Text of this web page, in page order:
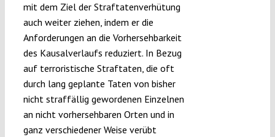
mit dem Ziel der Straftatenverhütung
auch weiter ziehen, indem er die
Anforderungen an die Vorhersehbarkeit
des Kausalverlaufs reduziert. In Bezug
auf terroristische Straftaten, die oft
durch lang geplante Taten von bisher
nicht straffällig gewordenen Einzelnen
an nicht vorhersehbaren Orten und in
ganz verschiedener Weise verübt